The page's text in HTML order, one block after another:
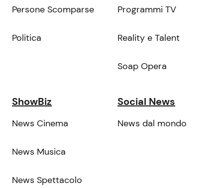
Persone Scomparse
Politica
Programmi TV
Reality e Talent
Soap Opera
ShowBiz
News Cinema
News Musica
News Spettacolo
Social News
News dal mondo